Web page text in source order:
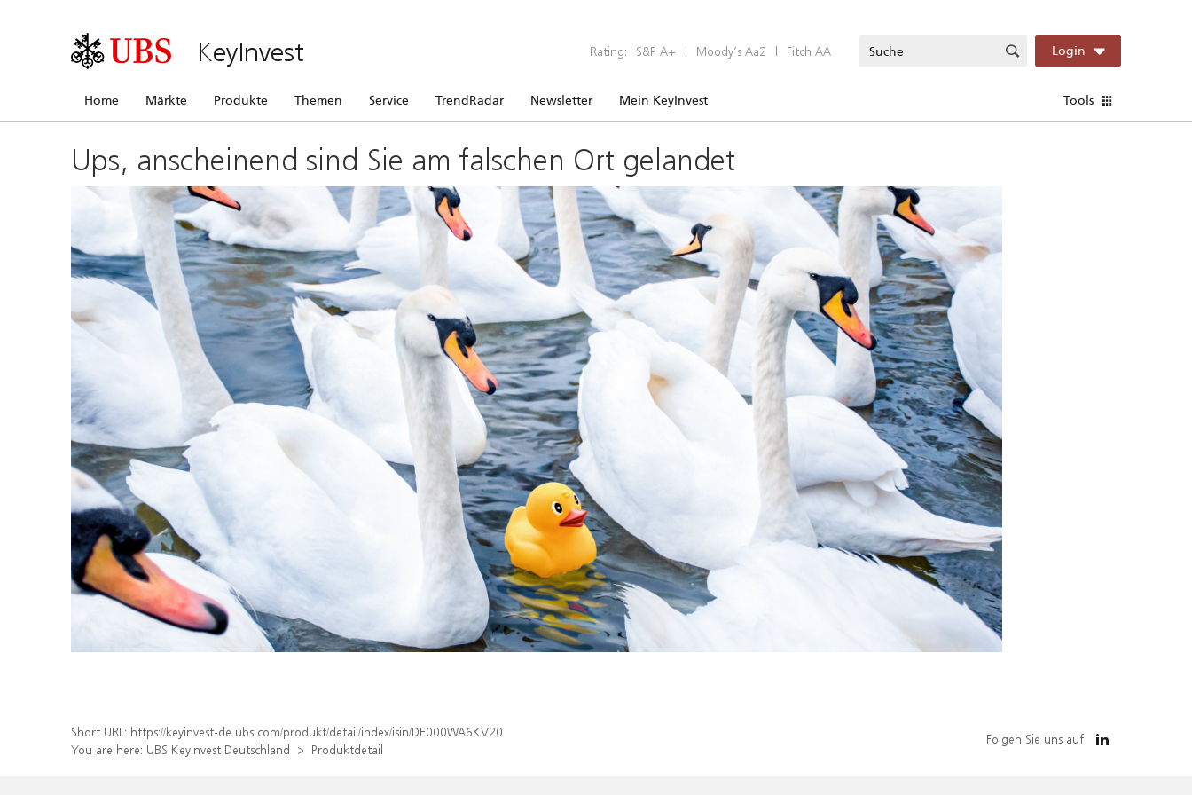
KeyInvest Rating: S&P A+ | Moody’s Aa2 | Fitch AA Login
Home Märkte Produkte Themen Service TrendRadar Newsletter Mein KeyInvest Tools
Ups, anscheinend sind Sie am falschen Ort gelandet
Short URL: https://keyinvest-de.ubs.com/produkt/detail/index/isin/DE000WA6KV20
You are here: UBS KeyInvest Deutschland Produktdetail
Folgen Sie uns auf